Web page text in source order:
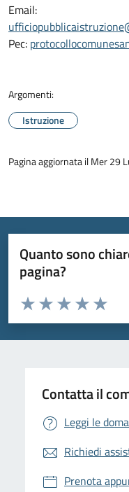
Email:
Pec:
Argomenti:
Istruzione
Pagina aggiornata il Mer 29
Quanto sono
pagina?
Valuta da 1 a 5 stelle la
Valuta
Valuta 4
Valuta 3 stelle
Valuta 2 stelle su 5
Valuta 1 stelle su 5
Contatta il
Leggi le
Richiedi
Prenota